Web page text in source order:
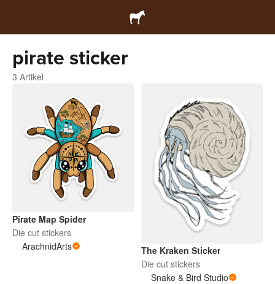
pirate sticker
3 Artikel
Pirate Map Spider
Die cut stickers
ArachnidArts
The Kraken Sticker
Die cut stickers
Snake & Bird Studio